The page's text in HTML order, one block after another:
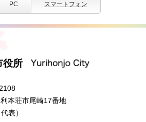
PC スマートフォン
役所
本荘市尾崎17番地
表）